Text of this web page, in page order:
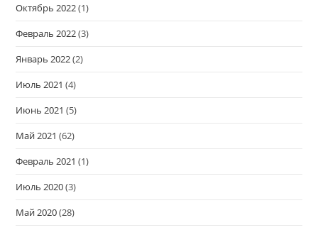
Октябрь 2022(1)
Февраль 2022(3)
Январь 2022(2)
Июль 2021 (4)
Июнь 2021 (5)
Май 2021 (62)
Февраль 2021 (1)
Июль 2020(3)
Май 2020(28)